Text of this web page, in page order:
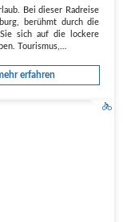
Bei dieser Radreise
berühmt durch die
Sie sich auf die lockere
Tourismus,…
erfahren